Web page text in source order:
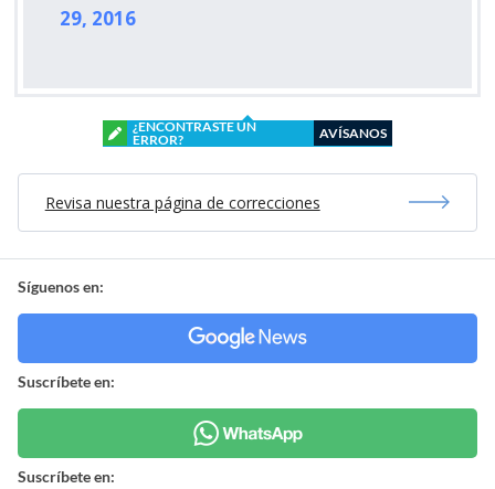
29, 2016
¿ENCONTRASTE UN
ERROR?
AVÍSANOS
Revisa nuestra página de correcciones
Síguenos en:
Suscríbete en:
Suscríbete en: